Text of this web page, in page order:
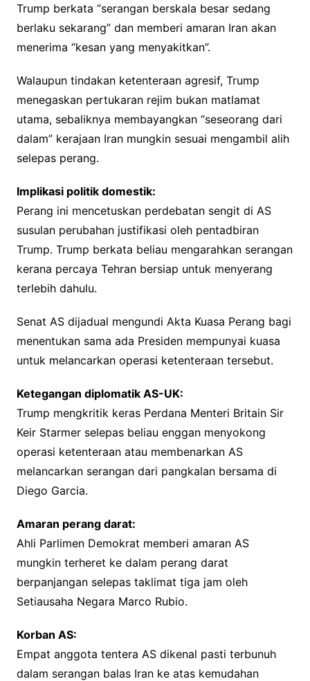
Trump berkata “serangan berskala besar sedang
berlaku sekarang” dan memberi amaran Iran akan
menerima “kesan yang menyakitkan”.
Walaupun tindakan ketenteraan agresif, Trump
menegaskan pertukaran rejim bukan matlamat
utama, sebaliknya membayangkan “seseorang dari
dalam” kerajaan Iran mungkin sesuai mengambil alih
selepas perang.
Implikasi politik domestik:
Perang ini mencetuskan perdebatan sengit di AS
susulan perubahan justifikasi oleh pentadbiran
Trump. Trump berkata beliau mengarahkan serangan
kerana percaya Tehran bersiap untuk menyerang
terlebih dahulu.
Senat AS dijadual mengundi Akta Kuasa Perang bagi
menentukan sama ada Presiden mempunyai kuasa
untuk melancarkan operasi ketenteraan tersebut.
Ketegangan diplomatik AS-UK:
Trump mengkritik keras Perdana Menteri Britain Sir
Keir Starmer selepas beliau enggan menyokong
operasi ketenteraan atau membenarkan AS
melancarkan serangan dari pangkalan bersama di
Diego Garcia.
Amaran perang darat:
Ahli Parlimen Demokrat memberi amaran AS
mungkin terheret ke dalam perang darat
berpanjangan selepas taklimat tiga jam oleh
Setiausaha Negara Marco Rubio.
Korban AS:
Empat anggota tentera AS dikenal pasti terbunuh
dalam serangan balas Iran ke atas kemudahan